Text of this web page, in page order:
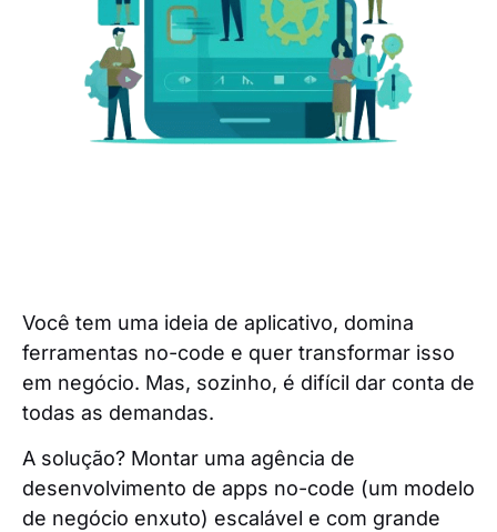
Você tem uma ideia de aplicativo, domina
ferramentas no-code e quer transformar isso
em negócio. Mas, sozinho, é difícil dar conta de
todas as demandas.
A solução? Montar uma agência de
desenvolvimento de apps no-code (um modelo
de negócio enxuto) escalável e com grande